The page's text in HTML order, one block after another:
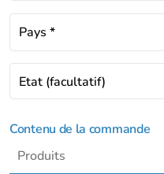
Pays *
Etat (facultatif)
Contenu de la commande
Produits